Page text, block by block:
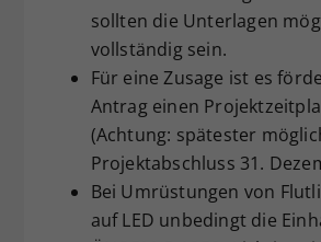
sollten die Unterlagen
vollständig sein.
Für eine Zusage ist es
Antrag einen
(Achtung: spätester
Projektabschluss 31.
Bei Umrüstungen von
auf LED unbedingt die